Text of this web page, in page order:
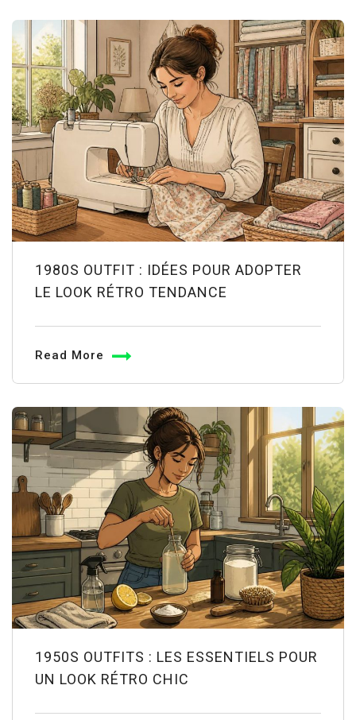
1980S OUTFIT : IDÉES POUR ADOPTER
LE LOOK RÉTRO TENDANCE
Read More
1950S OUTFITS : LES ESSENTIELS POUR
UN LOOK RÉTRO CHIC